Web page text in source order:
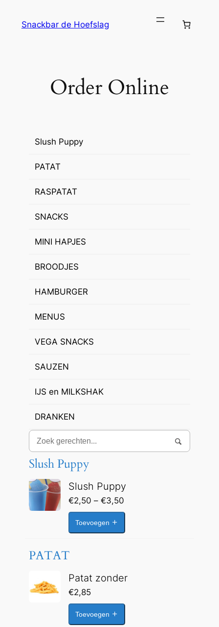
Snackbar de Hoefslag
Order Online
Slush Puppy
PATAT
RASPATAT
SNACKS
MINI HAPJES
BROODJES
HAMBURGER
MENUS
VEGA SNACKS
SAUZEN
IJS en MILKSHAK
DRANKEN
Slush Puppy
Slush Puppy
€2,50 – €3,50Prijsklasse:
€2,50
Toevoegen
PATAT
Patat zonder
€2,85
Toevoegen